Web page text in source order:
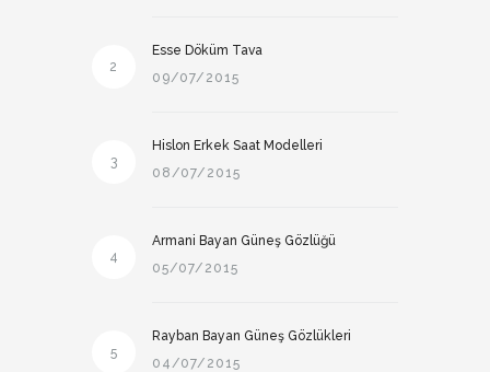
2
Esse Döküm Tava
09/07/2015
3
Hislon Erkek Saat Modelleri
08/07/2015
4
Armani Bayan Güneş Gözlüğü
05/07/2015
5
Rayban Bayan Güneş Gözlükleri
04/07/2015